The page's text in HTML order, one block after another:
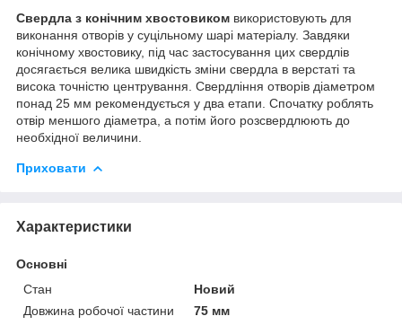
Свердла з конічним хвостовиком використовують для
виконання отворів у суцільному шарі матеріалу. Завдяки
конічному хвостовику, під час застосування цих свердлів
досягається велика швидкість зміни свердла в верстаті та
висока точністю центрування. Свердління отворів діаметром
понад 25 мм рекомендується у два етапи. Спочатку роблять
отвір меншого діаметра, а потім його розсвердлюють до
необхідної величини.
Приховати
Характеристики
Основні
Стан
Новий
Довжина робочої частини
75 мм